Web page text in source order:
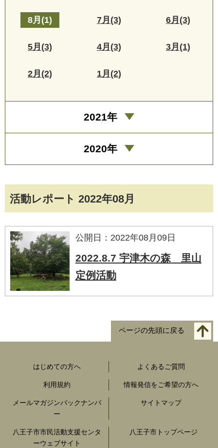
活動レポート 2022年08月
公開日：2022年08月09日
2022.8.7 宇津木の森 里山
定例活動
8月(1) 7月(3) 6月(3)
5月(3) 4月(3) 3月(1)
2月(2) 1月(2)
2021年
2020年
ページの先頭に戻る
はじめての方へ よくあるご質問
利用規約 情報発信をご希望の方へ
メールマガジンバックナンバ
ー
サイトマップ
八王子市市民活動支援センタ
ーウェブサイト
八王子市トップページ